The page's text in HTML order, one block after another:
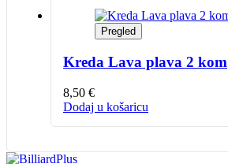
Pregled
Kreda Lava plava 2 kom
8,50 €
Dodaj u košaricu